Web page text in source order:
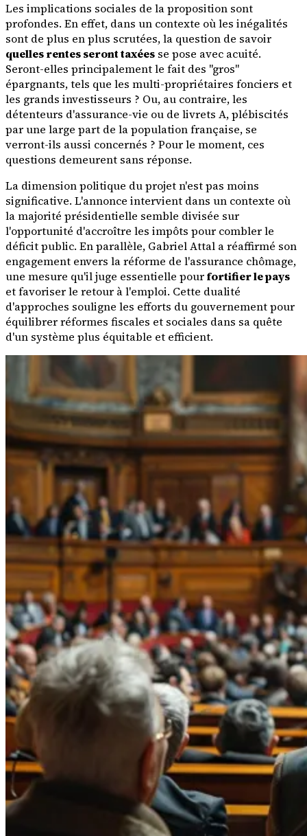
Les implications sociales de la proposition sont
profondes. En effet, dans un contexte où les inégalités
sont de plus en plus scrutées, la question de savoir
quelles rentes seront taxées se pose avec acuité.
Seront-elles principalement le fait des "gros"
épargnants, tels que les multi-propriétaires fonciers et
les grands investisseurs ? Ou, au contraire, les
détenteurs d'assurance-vie ou de livrets A, plébiscités
par une large part de la population française, se
verront-ils aussi concernés ? Pour le moment, ces
questions demeurent sans réponse.
La dimension politique du projet n'est pas moins
significative. L'annonce intervient dans un contexte où
la majorité présidentielle semble divisée sur
l'opportunité d'accroître les impôts pour combler le
déficit public. En parallèle, Gabriel Attal a réaffirmé son
engagement envers la réforme de l'assurance chômage,
une mesure qu'il juge essentielle pourfortifier le pays
et favoriser le retour à l'emploi. Cette dualité
d'approches souligne les efforts du gouvernement pour
équilibrer réformes fiscales et sociales dans sa quête
d'un système plus équitable et efficient.